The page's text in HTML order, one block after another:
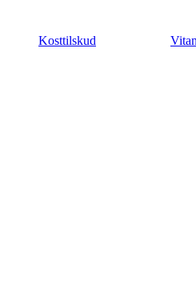
indholdKosttilskud